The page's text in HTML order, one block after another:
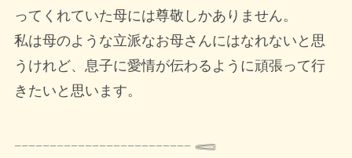
ってくれていた母には尊敬しかありません。
私は母のような立派なお母さんにはなれないと思
うけれど、息子に愛情が伝わるように頑張って行
きたいと思います。
𓐄𓐄𓐄𓐄𓐄𓐄𓐄𓐄𓐄𓐄𓐄𓐄𓐄𓐄𓐄𓐄𓐄𓐄𓐄𓐄𓐄𓐄𓐄𓐄𓐄 𓈄